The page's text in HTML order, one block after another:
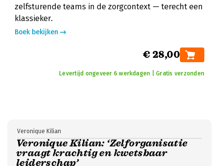
zelfsturende teams in de zorgcontext — terecht een
klassieker.
Boek bekijken
€ 28,00
Levertijd ongeveer 6 werkdagen | Gratis verzonden
Veronique Kilian: ‘Zelforganisatie
vraagt krachtig en kwetsbaar
leiderschap’
Veronique Kilian